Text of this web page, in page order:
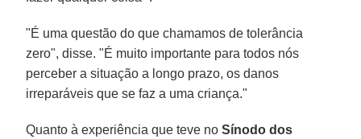
"É uma questão do que chamamos de tolerância
zero", disse. "É muito importante para todos nós
perceber a situação a longo prazo, os danos
irreparáveis que se faz a uma criança."
Quanto à experiência que teve noSínodo dos